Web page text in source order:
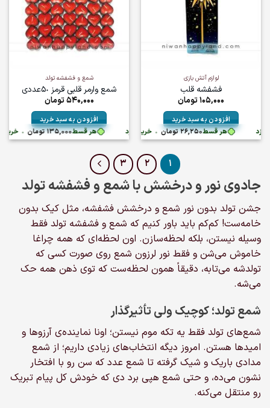
هر قسط26,250تومان • خرید قسطی با ترب‌پی بدون کارمزد
لوازم آتش بازی
فشفشه قلب
105,000تومان
افزودن به سبد خرید
هر قسط135,000تومان • خرید قسطی خرید قسطی با ترب‌پی بدون کارمزد
شمع و فشفشه تولد
شمع وارمر قلبی قرمز ۵٠عددی
540,000تومان
افزودن به سبد خرید
1
2
3
جادوی نور و درخشش با شمع و فشفشه تولد
جشن تولد بدون نور شمع و درخشش فشفشه، مثل کیک بدون
خامه‌ست! کم‌کم باید باور کنیم که شمع و فشفشه تولد فقط
وسیله نیستن، بلکه لحظه‌سازن. اون لحظه‌ای که همه چراغا
خاموش می‌شن و فقط نور لرزون شمع روی صورت کسی که
تولدشه می‌تابه، دقیقاً همون لحظه‌ست که توی ذهن همه حک
می‌شه.
شمع تولد؛ کوچیک ولی تأثیرگذار
شمع‌های تولد فقط یه تکه موم نیستن؛ اونا نماینده‌ی آرزوها و
امیدها هستن. امروز دیگه انتخاب‌های زیادی داریم؛ از شمع
مدادی باریک و شیک گرفته تا شمع عدد که سن رو با افتخار
نشون می‌ده، و حتی شمع هپی برد دی که خودش کل پیام تبریک
رو منتقل می‌کنه.